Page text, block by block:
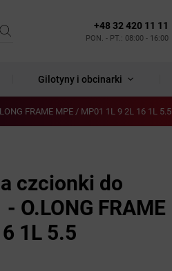
+48 32 420 11 11
PON. - PT.: 08:00 - 16:00
Gilotyny i obcinarki
FRAME MPE / MP01 1L 9 2L 16 1L 5.5
czcionki do
O.LONG FRAME
1L 5.5